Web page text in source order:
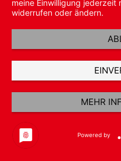
meine Einwilligung
widerrufen oder ändern.
MEHR
Powered by